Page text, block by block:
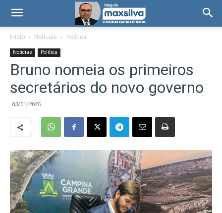
Início Notícias Política
Notícias Política
Bruno nomeia os primeiros
secretários do novo governo
03/01/2025